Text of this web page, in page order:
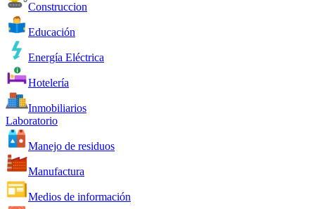
Construccion
Educación
Energía Eléctrica
Hotelería
Inmobiliarios
Laboratorio
Manejo de residuos
Manufactura
Medios de información